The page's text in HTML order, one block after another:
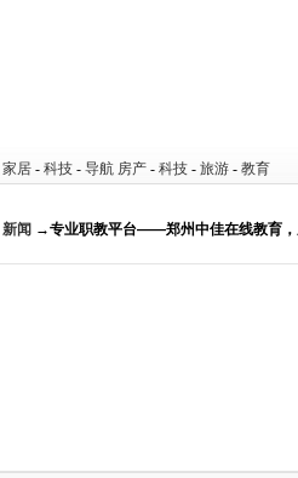
家居 - 科技 - 导航 房产 - 科技 - 旅游 - 教育
新闻 →专业职教平台——郑州中佳在线教育，